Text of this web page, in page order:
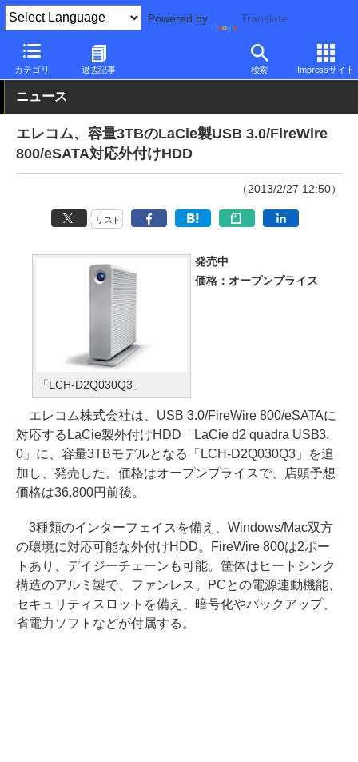
Powered by Translate
カテゴリ 過去記事 検索 Impressサイト
PC Watch 半導体/周辺機器 HDD（ハードディスク） エレコム
ニュース
エレコム、容量3TBのLaCie製USB 3.0/FireWire
800/eSATA対応外付けHDD
（2013/2/27 12:50）
リスト
「LCH-D2Q030Q3」
発売中
価格：オープンプライス
エレコム株式会社は、USB 3.0/FireWire 800/eSATAに
対応するLaCie製外付けHDD「LaCie d2 quadra USB3.
0」に、容量3TBモデルとなる「LCH-D2Q030Q3」を追
加し、発売した。価格はオープンプライスで、店頭予想
価格は36,800円前後。
3種類のインターフェイスを備え、Windows/Mac双方
の環境に対応可能な外付けHDD。FireWire 800は2ポー
トあり、デイジーチェーンも可能。筐体はヒートシンク
構造のアルミ製で、ファンレス。PCとの電源連動機能、
セキュリティスロットを備え、暗号化やバックアップ、
省電力ソフトなどが付属する。